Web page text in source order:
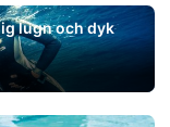
lugn och dyk